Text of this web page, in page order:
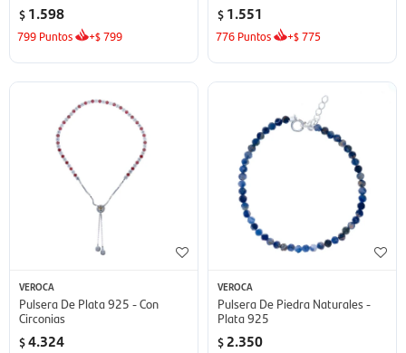
$ 1.598
799 Puntos +$799
$ 1.551
776 Puntos +$775
VEROCA
Pulsera De Plata 925 - Con
Circonias
$4.324
VEROCA
Pulsera De Piedra Naturales -
Plata 925
$ 2.350